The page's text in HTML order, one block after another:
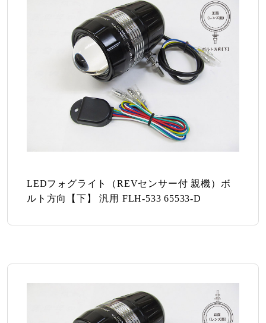
LEDフォグライト（REVセンサー付 親機）ボ
ルト方向【下】 汎用 FLH-533 65533-D